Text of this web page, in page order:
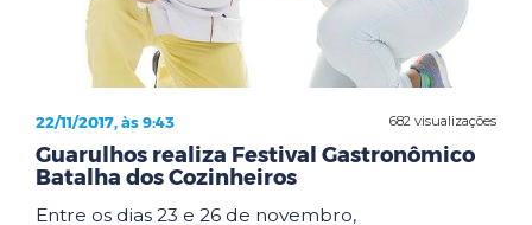
682 visualizações
22/11/2017, às 9:43
Guarulhos realiza Festival Gastronômico
Batalha dos Cozinheiros
Entre os dias 23 e 26 de novembro,